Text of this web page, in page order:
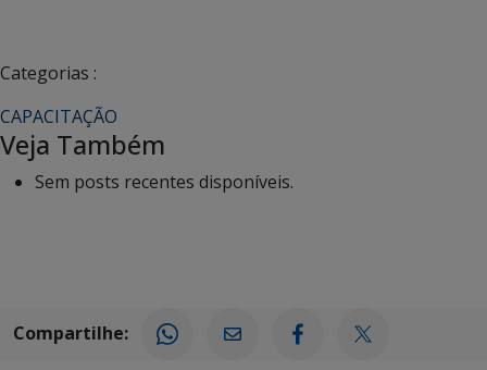
Categorias :
CAPACITAÇÃO
Veja Também
Sem posts recentes disponíveis.
Compartilhe: